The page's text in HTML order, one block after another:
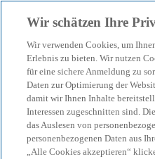
menu search
Wir schätzen Ihre
Wir verwenden Cookies, um
Erlebnis zu bieten. Wir nutzen
für eine sichere Anmeldung zu
Daten zur Optimierung der
damit wir Ihnen Inhalte
Interessen zugeschnitten sind.
das Auslesen von
personenbezogenen Daten aus
„Alle Cookies akzeptieren“